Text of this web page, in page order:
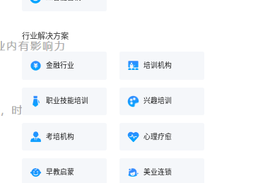
行业解决方案
金融行业 培训机构
职业技能培训 兴趣培训
考培机构 心理疗愈
早教启蒙 美业连锁